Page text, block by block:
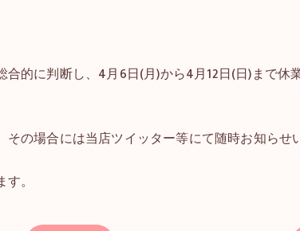
的に判断し、4月6日(月)から4月12日(日)まで休
の場合には当店ツイッター等にて随時お知らせ
。